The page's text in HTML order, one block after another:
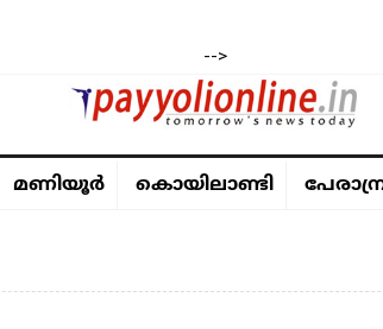
-->
മണിയൂര്‍ കൊയിലാണ്ടി